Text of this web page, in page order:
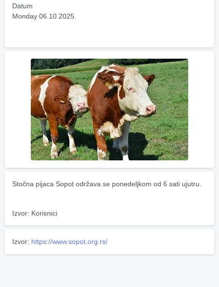
Datum
Monday 06.10.2025.
Stočna pijaca Sopot održava se ponedeljkom od 6 sati ujutru.
Izvor: Korisnici
Izvor: https://www.sopot.org.rs/